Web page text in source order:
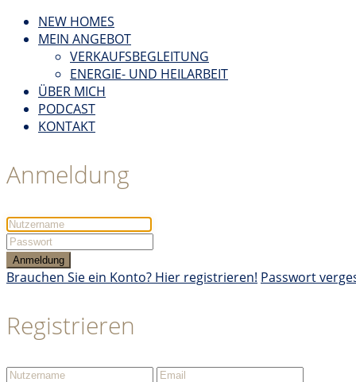
NEW HOMES
MEIN ANGEBOT
VERKAUFSBEGLEITUNG
ENERGIE- UND HEILARBEIT
ÜBER MICH
PODCAST
KONTAKT
Anmeldung
Anmeldung
Brauchen Sie ein Konto? Hier registrieren! Passwort
Registrieren